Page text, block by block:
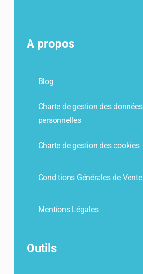
A propos
Blog
Charte de gestion des données
personnelles
Charte de gestion des cookies
Conditions Générales de Vente
Mentions Légales
Outils